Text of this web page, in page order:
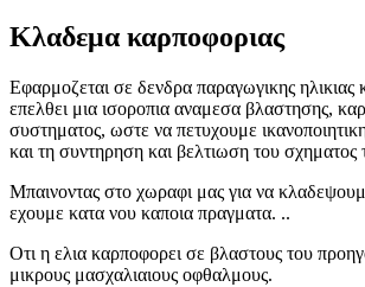
Κλαδεμα καρποφοριας
Εφαρμοζεται σε δενδρα παραγωγικης ηλικιας
επελθει μια ισοροπια αναμεσα βλαστησης,
συστηματος, ωστε να πετυχουμε
και τη συντηρηση και βελτιωση του σχηματος
Μπαινοντας στο χωραφι μας για να
εχουμε κατα νου καποια πραγματα. ..
Οτι η ελια καρποφορει σε βλαστους του
μικρους μασχαλιαιους οφθαλμους.